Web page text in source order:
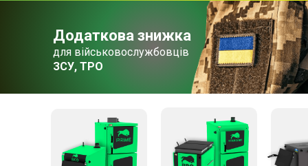
для військовослужбовців
ЗСУ, ТРО
Додаткова знижка